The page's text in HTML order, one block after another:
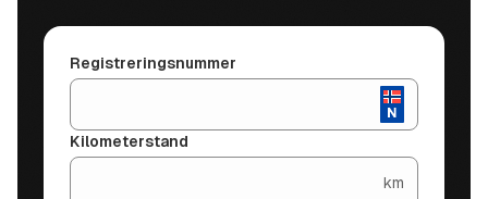
Registreringsnummer
Kilometerstand
km